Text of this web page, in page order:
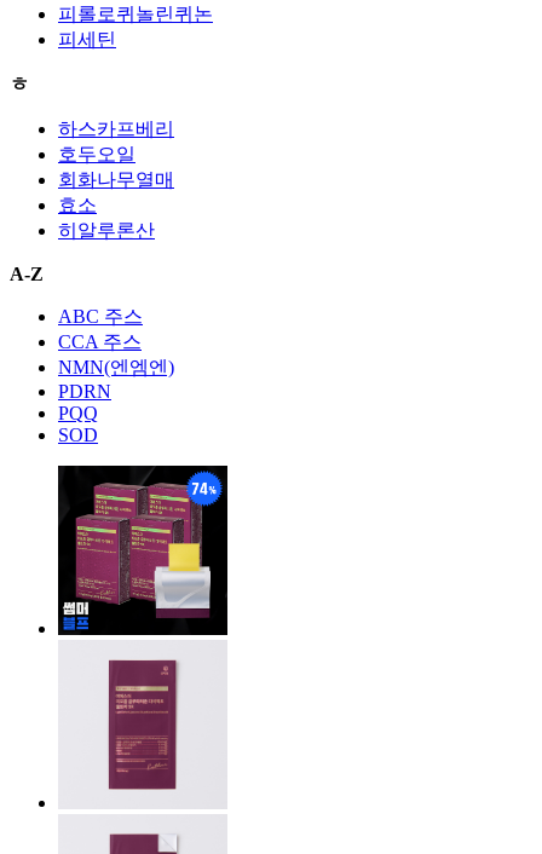
피롤로퀴놀린퀴논
피세틴
ㅎ
하스카프베리
호두오일
회화나무열매
효소
히알루론산
A-Z
ABC 주스
CCA 주스
NMN(엔엠엔)
PDRN
PQQ
SOD